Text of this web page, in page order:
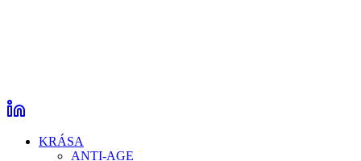
KRÁSA
ANTI-AGE